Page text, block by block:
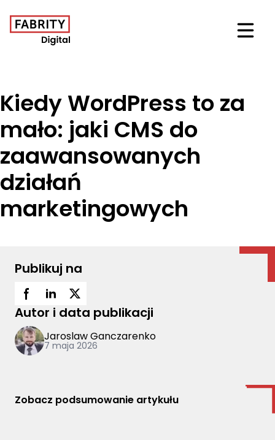
Kiedy WordPress to za
mało: jaki CMS do
zaawansowanych
działań
marketingowych
Publikuj na
Autor i data publikacji
Jaroslaw Ganczarenko
7 maja 2026
Zobacz podsumowanie artykułu